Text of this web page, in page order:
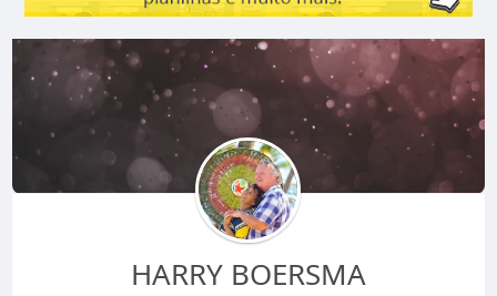
HARRY BOERSMA